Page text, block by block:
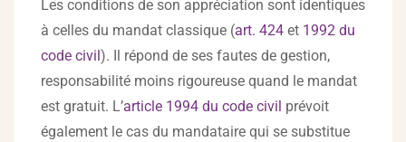
Les conditions de son appréciation sont identiques
à celles du mandat classique (art. 424 et 1992 du
code civil). Il répond de ses fautes de gestion,
responsabilité moins rigoureuse quand le mandat
est gratuit. L’article 1994 du code civil prévoit
également le cas du mandataire qui se substitue